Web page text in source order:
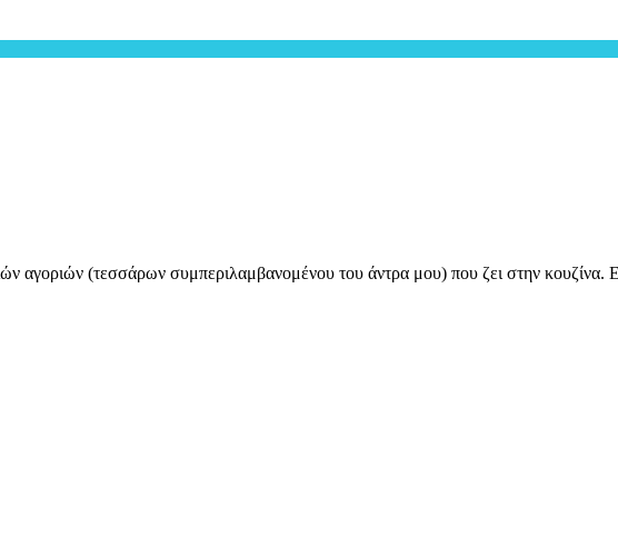
αγοριών (τεσσάρων συμπεριλαμβανομένου του άντρα μου) που ζει στην κουζίνα.